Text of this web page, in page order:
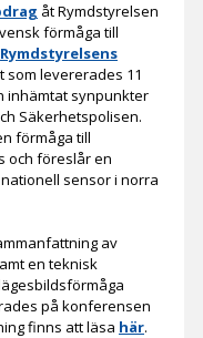
åt Rymdstyrelsen
förmåga till
Rymdstyrelsens
levererades 11
inhämtat synpunkter
Säkerhetspolisen.
förmåga till
och föreslår en
sensor i norra
av
en teknisk
på konferensen
finns att läsa här.